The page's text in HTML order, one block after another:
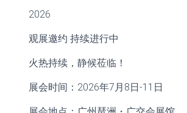
2026
观展邀约 持续进行中
火热持续，静候莅临！
展会时间：2026年7月8日-11日